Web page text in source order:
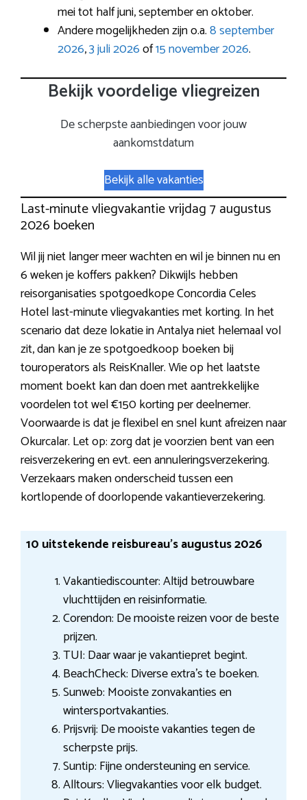
mei tot half juni, september en oktober.
Andere mogelijkheden zijn o.a.8 september
2026,3 juli 2026of15 november 2026.
Bekijk voordelige vliegreizen
De scherpste aanbiedingen voor jouw
aankomstdatum
Bekijk alle vakanties
Last-minute vliegvakantie vrijdag 7 augustus
2026 boeken
Wil jij niet langer meer wachten en wil je binnen nu en
6 weken je koffers pakken? Dikwijls hebben
reisorganisaties spotgoedkope Concordia Celes
Hotel last-minute vliegvakanties met korting. In het
scenario dat deze lokatie in Antalya niet helemaal vol
zit, dan kan je ze spotgoedkoop boeken bij
touroperators als ReisKnaller. Wie op het laatste
moment boekt kan dan doen met aantrekkelijke
voordelen tot wel €150 korting per deelnemer.
Voorwaarde is dat je flexibel en snel kunt afreizen naar
Okurcalar. Let op: zorg dat je voorzien bent van een
reisverzekering en evt. een annuleringsverzekering.
Verzekaars maken onderscheid tussen een
kortlopende of doorlopende vakantieverzekering.
10 uitstekende reisbureau’s augustus 2026
Vakantiediscounter: Altijd betrouwbare
vluchttijden en reisinformatie.
Corendon: De mooiste reizen voor de beste
prijzen.
TUI: Daar waar je vakantiepret begint.
BeachCheck: Diverse extra’s te boeken.
Sunweb: Mooiste zonvakanties en
wintersportvakanties.
Prijsvrij: De mooiste vakanties tegen de
scherpste prijs.
Suntip: Fijne ondersteuning en service.
Alltours: Vliegvakanties voor elk budget.